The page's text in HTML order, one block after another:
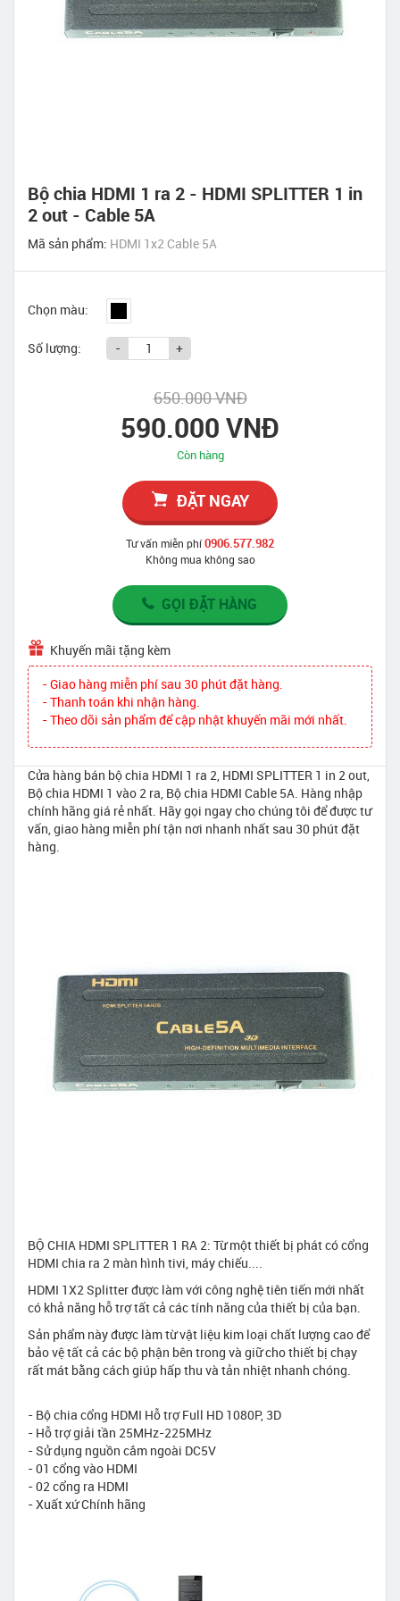
Bộ chia HDMI 1 ra 2 - HDMI SPLITTER 1 in
2 out - Cable 5A
Mã sản phẩm: HDMI 1x2 Cable 5A
Chọn màu:
Số lượng: - +
650.000 VNĐ
590.000 VNĐ
Còn hàng
ĐẶT NGAY
Tư vấn miễn phí0906.577.982
Không mua không sao
GỌI ĐẶT HÀNG
Khuyến mãi tặng kèm
- Giao hàng miễn phí sau 30 phút đặt hàng.
- Thanh toán khi nhận hàng.
- Theo dõi sản phẩm để cập nhật khuyến mãi mới nhất.
Cửa hàng bán bộ chia HDMI 1 ra 2, HDMI SPLITTER 1 in 2 out,
Bộ chia HDMI 1 vào 2 ra, Bộ chia HDMI Cable 5A. Hàng nhập
chính hãng giá rẻ nhất. Hãy gọi ngay cho chúng tôi để được tư
vấn, giao hàng miễn phí tận nơi nhanh nhất sau 30 phút đặt
hàng.
BỘ CHIA HDMI SPLITTER 1 RA 2: Từ một thiết bị phát có cổng
HDMI chia ra 2 màn hình tivi, máy chiếu....
HDMI 1X2 Splitter được làm với công nghệ tiên tiến mới nhất
có khả năng hỗ trợ tất cả các tính năng của thiết bị của bạn.
Sản phẩm này được làm từ vật liệu kim loại chất lượng cao để
bảo vệ tất cả các bộ phận bên trong và giữ cho thiết bị chạy
rất mát bằng cách giúp hấp thu và tản nhiệt nhanh chóng.
- Bộ chia cổng HDMI Hỗ trợ Full HD 1080P, 3D
- Hỗ trợ giải tần 25MHz-225MHz
- Sử dụng nguồn cắm ngoài DC5V
- 01 cổng vào HDMI
- 02 cổng ra HDMI
- Xuất xứ Chính hãng